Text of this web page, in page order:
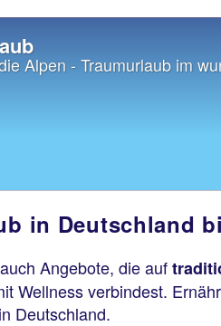
Alpen - Traumurlaub im
in Deutschland
Angebote, die auf
Wellness verbindest.
Deutschland.